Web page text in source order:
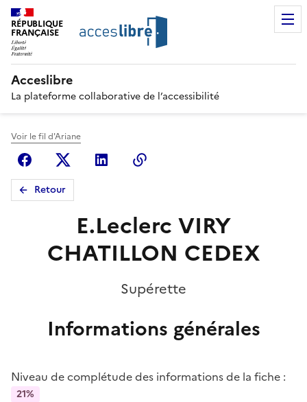
RÉPUBLIQUE
FRANÇAISE
Acceslibre
La plateforme collaborative de l’accessibilité
Voir le fil d'Ariane
FacebookX (anciennement Twitter)
Linkedin
Retour
E.Leclerc VIRY
CHATILLON CEDEX
Supérette
Informations générales
Niveau de complétude des informations de la fiche :
21%